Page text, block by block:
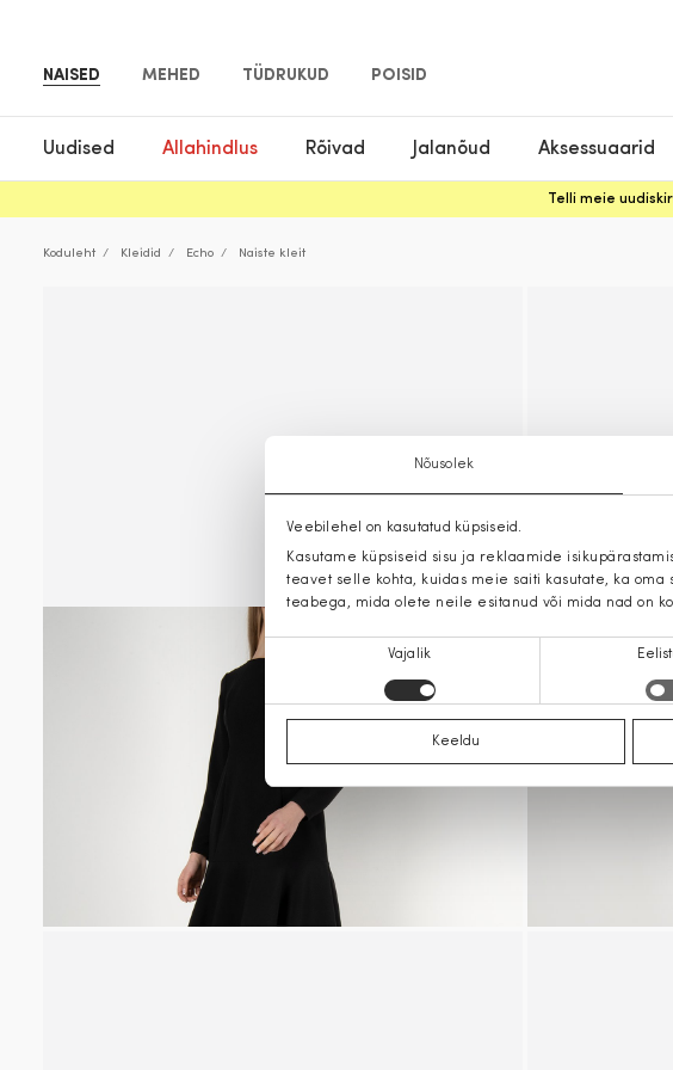
Nõusolek
Veebilehel on kasutatud küpsiseid.
Kasutame küpsiseid sisu ja reklaamide
teavet selle kohta, kuidas meie saiti kasutate, ka
teabega, mida olete neile esitanud või mida nad on
Vajalik
Keeldu
NAISED MEHED TÜDRUKUD POISID
Uudised Allahindlus Rõivad Jalanõud Aksessuaarid
Telli meie
Koduleht Kleidid Echo Naiste kleit